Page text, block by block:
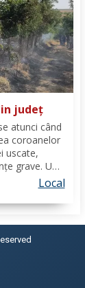
județ
atunci când
coroanelor
uscate,
grave. Un
dinLocal